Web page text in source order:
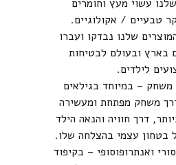
עשוי מעץ וחומרים
טבעיים / אקולוגיים.
שלנו נבדקו ועברו
בארץ ובעולם לבטיחות
לילדים.
משחק – במיוחד בגילאים
משחק מפתחת ומעשירה
דרך חוויה והנאה הילד
בטחון עצמי בהצלחה שלו.
ואנתרופוסופי – בקיפוד